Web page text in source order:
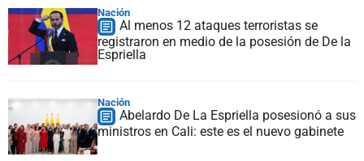
Nación
Al menos 12 ataques terroristas se
registraron en medio de la posesión de De la
Espriella
Nación
Abelardo De La Espriella posesionó a sus
ministros en Cali: este es el nuevo gabinete